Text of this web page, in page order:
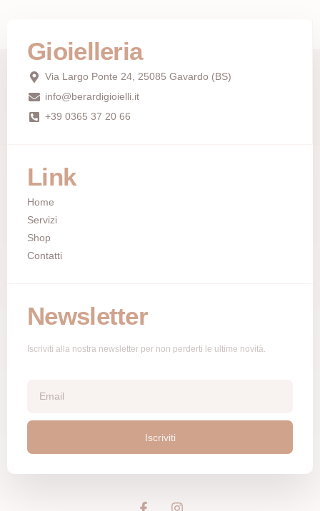
Gioielleria
Via Largo Ponte 24, 25085 Gavardo (BS)
info@berardigioielli.it
+39 0365 37 20 66
Link
Home
Servizi
Shop
Contatti
Newsletter
Iscriviti alla nostra newsletter per non perderti le ultime novità.
Iscriviti